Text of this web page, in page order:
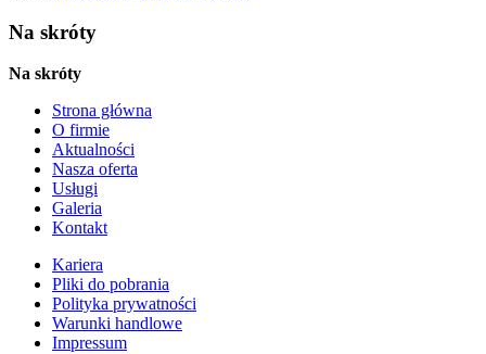
Na skróty
Na skróty
Strona główna
O firmie
Aktualności
Nasza oferta
Usługi
Galeria
Kontakt
Kariera
Pliki do pobrania
Polityka prywatności
Warunki handlowe
Impressum